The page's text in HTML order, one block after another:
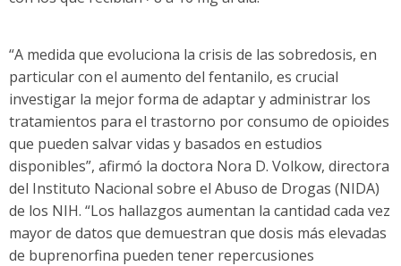
“A medida que evoluciona la crisis de las sobredosis, en
particular con el aumento del fentanilo, es crucial
investigar la mejor forma de adaptar y administrar los
tratamientos para el trastorno por consumo de opioides
que pueden salvar vidas y basados en estudios
disponibles”, afirmó la doctora Nora D. Volkow, directora
del Instituto Nacional sobre el Abuso de Drogas (NIDA)
de los NIH. “Los hallazgos aumentan la cantidad cada vez
mayor de datos que demuestran que dosis más elevadas
de buprenorfina pueden tener repercusiones